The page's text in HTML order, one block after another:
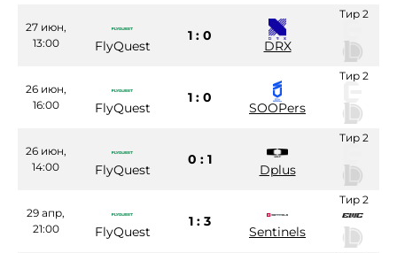
27 июн,
13:00
FlyQuest
1 : 0
DRX
Тир 2
26 июн,
16:00
FlyQuest
1 : 0
SOOPers
Тир 2
26 июн,
14:00
FlyQuest
0 : 1
Dplus
Тир 2
29 апр,
21:00
FlyQuest
1 : 3
Sentinels
Тир 2